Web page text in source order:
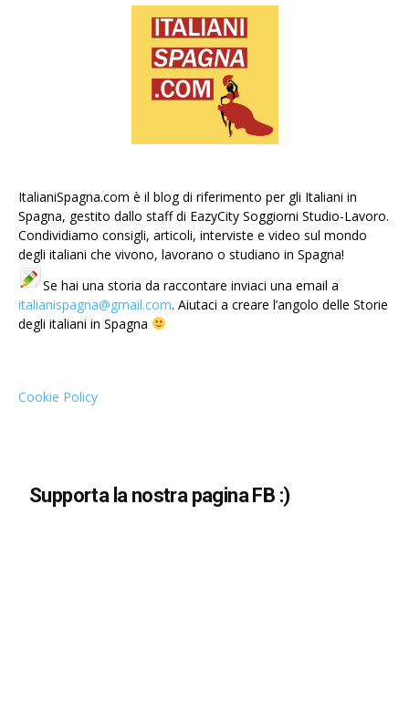
ItalianiSpagna.com è il blog di riferimento per gli Italiani in
Spagna, gestito dallo staff di EazyCity Soggiorni Studio-Lavoro.
Condividiamo consigli, articoli, interviste e video sul mondo
degli italiani che vivono, lavorano o studiano in Spagna!
Se hai una storia da raccontare inviaci una email a
italianispagna@gmail.com. Aiutaci a creare l’angolo delle Storie
degli italiani in Spagna
Cookie Policy
Supporta la nostra pagina FB :)